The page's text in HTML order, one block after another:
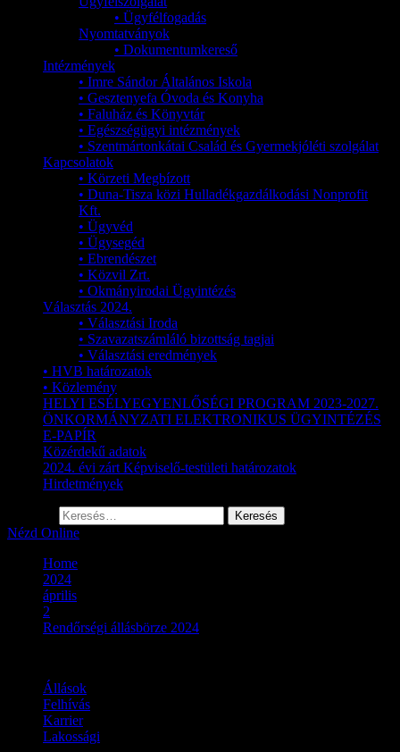
• Ügyfélfogadás
Nyomtatványok
• Dokumentumkereső
Intézmények
• Imre Sándor Általános Iskola
• Gesztenyefa Óvoda és Konyha
• Faluház és Könyvtár
• Egészségügyi intézmények
• Szentmártonkátai Család és Gyermekjóléti szolgálat
Kapcsolatok
• Körzeti Megbízott
• Duna-Tisza közi Hulladékgazdálkodási Nonprofit
Kft.
• Ügyvéd
• Ügysegéd
• Ebrendészet
• Közvil Zrt.
• Okmányirodai Ügyintézés
Választás 2024.
• Választási Iroda
• Szavazatszámláló bizottság tagjai
• Választási eredmények
• HVB határozatok
• Közlemény
HELYI ESÉLYEGYENLŐSÉGI PROGRAM 2023-2027.
ÖNKORMÁNYZATI ELEKTRONIKUS ÜGYINTÉZÉS
E-PAPÍR
Közérdekű adatok
2024. évi zárt Képviselő-testületi határozatok
Hirdetmények
Nézd Online
Home
2024
április
2
Rendőrségi állásbörze 2024
Állások
Felhívás
Karrier
Lakossági